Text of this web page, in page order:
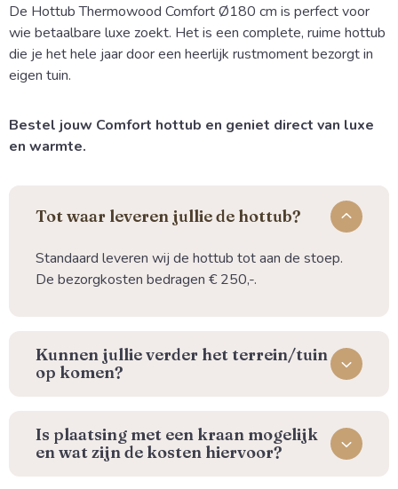
De Hottub Thermowood Comfort Ø180 cm is perfect voor
wie betaalbare luxe zoekt. Het is een complete, ruime hottub
die je het hele jaar door een heerlijk rustmoment bezorgt in
eigen tuin.
Bestel jouw Comfort hottub en geniet direct van luxe
en warmte.
Tot waar leveren jullie de hottub?
Standaard leveren wij de hottub tot aan de stoep.
De bezorgkosten bedragen € 250,-.
Kunnen jullie verder het terrein/tuin
op komen?
Is plaatsing met een kraan mogelijk
en wat zijn de kosten hiervoor?